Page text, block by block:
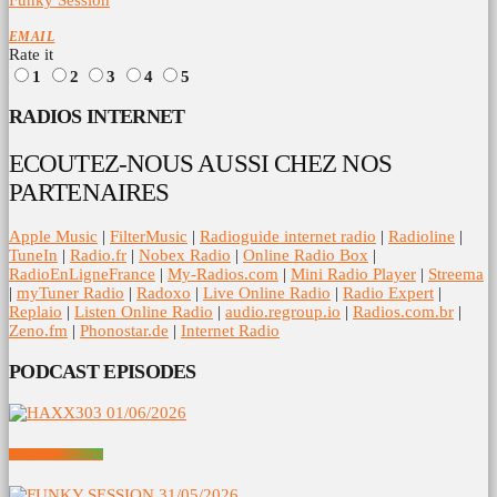
EMAIL
Rate it
1
2 3 4 5
RADIOS INTERNET
ECOUTEZ-NOUS AUSSI CHEZ NOS
PARTENAIRES
Apple Music | FilterMusic | Radioguide internet radio | Radioline |
TuneIn | Radio.fr | Nobex Radio | Online Radio Box |
RadioEnLigneFrance | My-Radios.com | Mini Radio Player | Streema
| myTuner Radio | Radoxo | Live Online Radio | Radio Expert |
Replaio | Listen Online Radio | audio.regroup.io | Radios.com.br |
Zeno.fm | Phonostar.de | Internet Radio
PODCAST EPISODES
HAXX303 01/06/2026